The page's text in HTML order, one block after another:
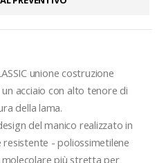
unione costruzione
acciaio con alto tenore di
della lama.
del manico realizzato in
- poliossimetilene
più stretta per